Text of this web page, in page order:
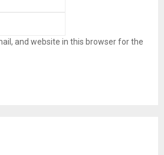
and website in this browser for the